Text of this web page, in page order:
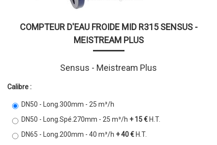
COMPTEUR D'EAU FROIDE MID R315 SENSUS -
MEISTREAM PLUS
Sensus - Meistream Plus
Calibre :
DN50 - Long.300mm - 25 m³/h
DN50 - Long.Spé.270mm - 25 m³/h + 15 € H.T.
DN65 - Long.200mm - 40 m³/h + 40 € H.T.